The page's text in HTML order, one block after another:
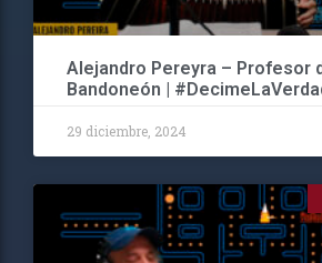
Alejandro Pereyra – Profesor
Bandoneón |
29 diciembre, 2024